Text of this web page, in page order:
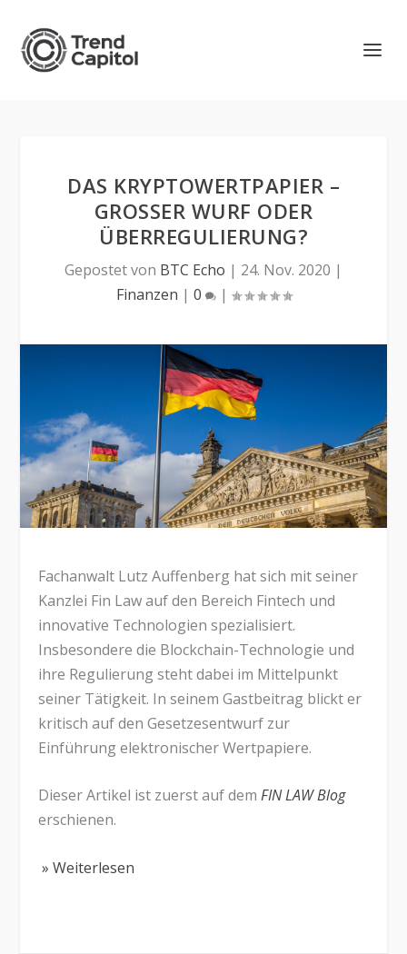
DAS KRYPTOWERTPAPIER –
GROSSER WURF ODER Ü
BERREGULIERUNG?
Gepostet von BTC Echo | 24. Nov. 2020 |
Finanzen | 0 |
Fachanwalt Lutz Auffenberg hat sich mit seiner
Kanzlei Fin Law auf den Bereich Fintech und
innovative Technologien spezialisiert.
Insbesondere die Blockchain-Technologie und
ihre Regulierung steht dabei im Mittelpunkt
seiner Tätigkeit. In seinem Gastbeitrag blickt er
kritisch auf den Gesetzesentwurf zur
Einführung elektronischer Wertpapiere.
Dieser Artikel ist zuerst auf demFIN LAW Blog
erschienen.
» Weiterlesen